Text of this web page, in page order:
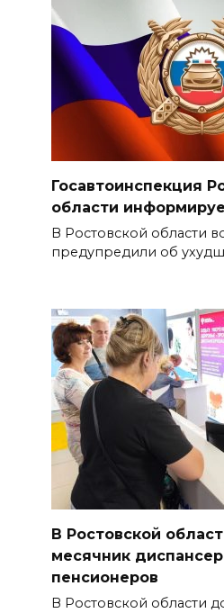
Госавтоинспекция
области
В Ростовской области
предупредили об
В Ростовской
месячник
пенсионеров
В Ростовской области до